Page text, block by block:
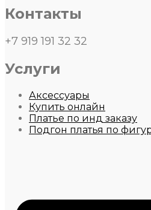
Контакты
+7 919 191 32 32
Услуги
Аксессуары
Купить онлайн
Платье по инд заказу
Подгон платья по